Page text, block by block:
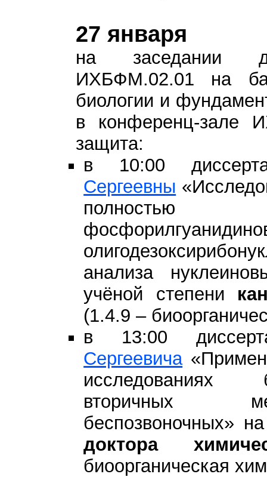
27 января
на заседании
ИХБФМ.02.01 на
биологии и
в конференц-зале
защита:
в 10:00
Сергеевны
анализа
учёной степени
(1.4.9 –
в 13:00
Сергеевича
исследованиях
вторичных
беспозвоночных»
доктора
биоорганическая